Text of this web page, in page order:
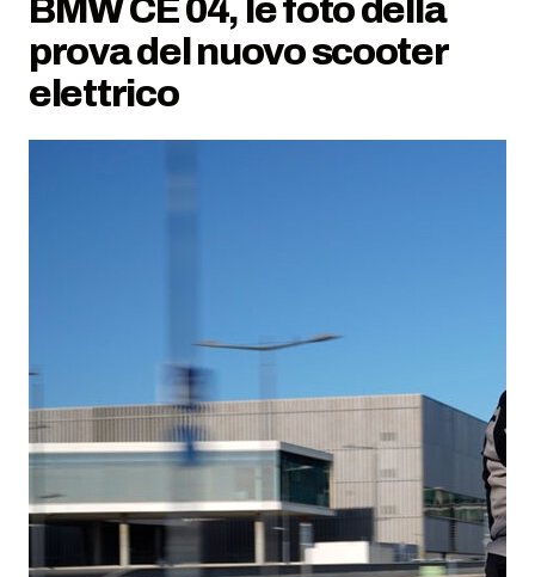
BMW CE 04, le foto della
prova del nuovo scooter
elettrico